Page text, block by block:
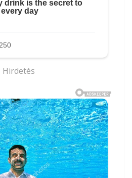
Hirdetés